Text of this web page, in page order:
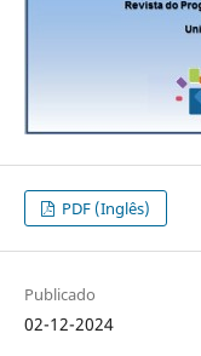
PDF (Inglês)
Publicado
02-12-2024